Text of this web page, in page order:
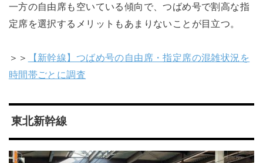
一方の自由席も空いている傾向で、つばめ号で割高な指
定席を選択するメリットもあまりないことが目立つ。
＞＞
【新幹線】つばめ号の自由席・指定席の混雑状況を
時間帯ごとに調査
東北新幹線